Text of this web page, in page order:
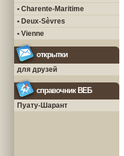
• Charente-Maritime
• Deux-Sèvres
• Vienne
открытки
для друзей
справочник ВЕБ
Пуату-Шарант